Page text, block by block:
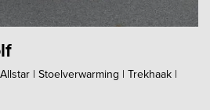
| Stoelverwarming | Trekhaak |